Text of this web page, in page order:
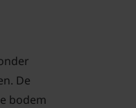
De
bodem